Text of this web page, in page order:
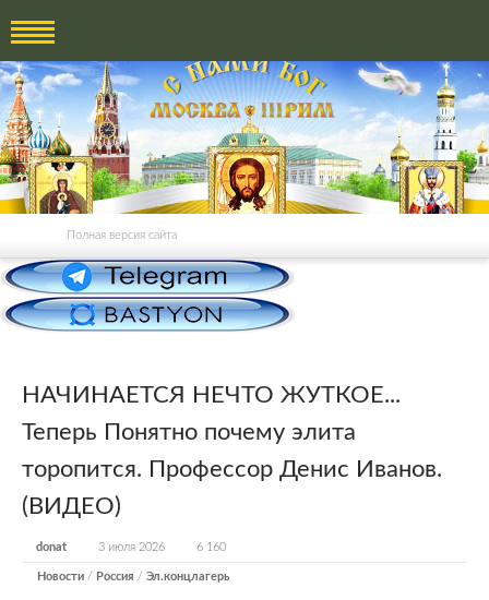
Полная версия сайта
НАЧИНАЕТСЯ НЕЧТО ЖУТКОЕ...
Теперь Понятно почему элита
торопится. Профессор Денис Иванов.
(ВИДЕО)
donat 3 июля 2026 6 160
Новости / Россия / Эл.концлагерь